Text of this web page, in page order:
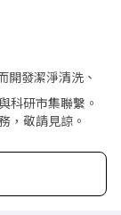
開發潔淨清洗、
烯(R)或聚四氟乙
(R)板
科研市集聯繫。
，敬請見諒。